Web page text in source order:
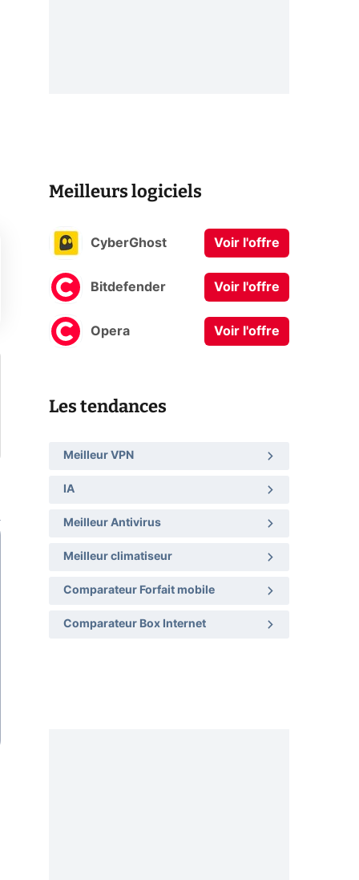
Meilleurs logiciels
CyberGhost Voir l'offre
Bitdefender Voir l'offre
Opera Voir l'offre
Les tendances
Meilleur VPN
IA
Meilleur Antivirus
Meilleur climatiseur
Comparateur Forfait mobile
Comparateur Box Internet